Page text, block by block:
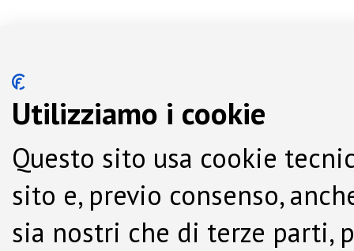
Utilizziamo i cookie
Questo sito usa cookie
sito e, previo consenso,
sia nostri che di terze parti,